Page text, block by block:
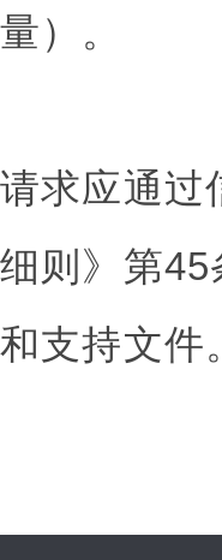
量）。
请求应通过
细则》第
和支持文件